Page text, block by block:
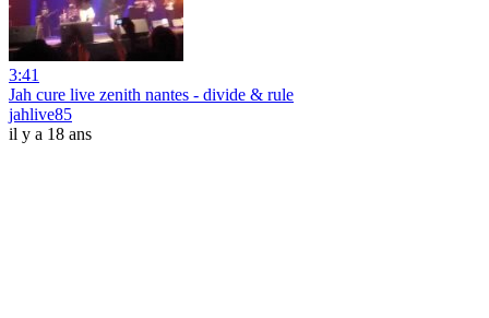
3:41
Jah cure live zenith nantes - divide & rule
jahlive85
il y a 18 ans